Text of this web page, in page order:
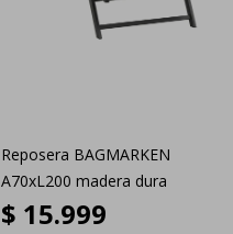
Reposera BAGMARKEN
A70xL200 madera dura
$ 15.999